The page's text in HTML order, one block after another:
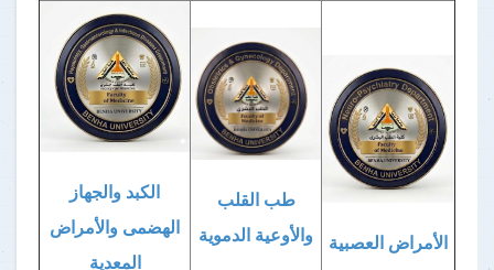
الأمراض العصبية
طب القلب
والأوعية الدموية
الكبد والجهاز
الهضمى والأمراض
المعدية